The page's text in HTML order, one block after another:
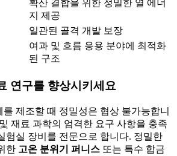
확산 결합을 위한 정밀한 열 에너
지 제공
일관된 골격 개발 보장
여과 및 흐름 응용 분야에 최적화
된 구조
연구를 향상시키세요
제조할 때 정밀성은 협상 불가능합니
재료 과학의 엄격한 요구 사항을 충족
험실 장비를 전문으로 합니다. 정밀한
한 고온 분위기 퍼니스 또는 특수 합금